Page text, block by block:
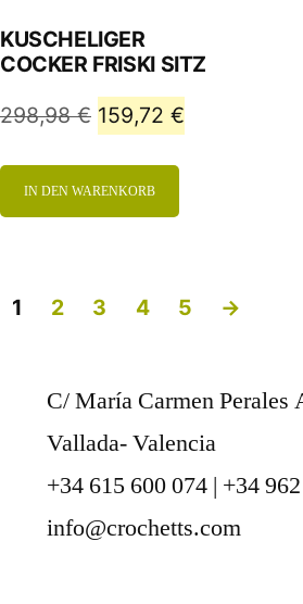
KUSCHELIGER
COCKER FRISKI SITZ
298,98€ 159,72 €
IN DEN WARENKORB
1 2 3 4 5 →
C/ María Carmen Perales
Vallada- Valencia
+34 615 600 074 | +34
info@crochetts.com